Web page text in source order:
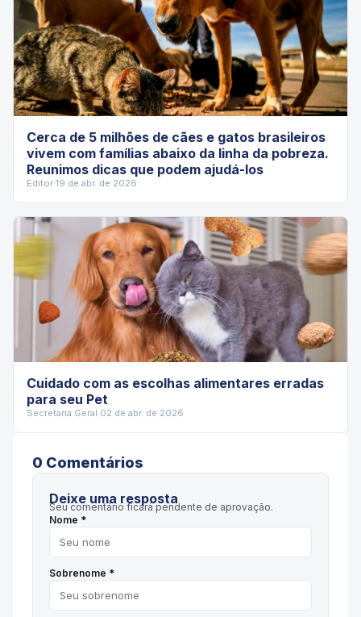
Cerca de 5 milhões de cães e gatos brasileiros
vivem com famílias abaixo da linha da pobreza.
Reunimos dicas que podem ajudá-los
Editor·19 de abr. de 2026
Cuidado com as escolhas alimentares erradas
para seu Pet
Secretaria Geral·02 de abr. de 2026
0 Comentários
Deixe uma resposta
Seu comentário ficará pendente de aprovação.
Nome *
Sobrenome *